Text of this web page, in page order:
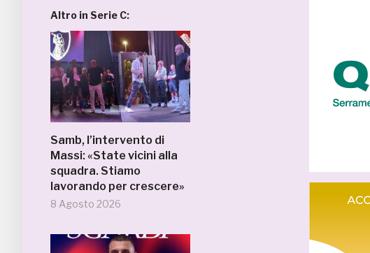
Altro in Serie C:
Samb, l’intervento di
Massi: «State vicini alla
squadra. Stiamo
lavorando per crescere»
8 Agosto 2026